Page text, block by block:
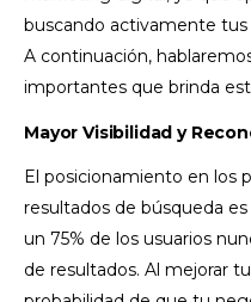
buscando activamente tus
A continuación,
importantes que brinda
Mayor Visibilidad y
El posicionamiento en los
resultados de búsqueda
un 75% de los usuarios
de resultados. Al mejorar